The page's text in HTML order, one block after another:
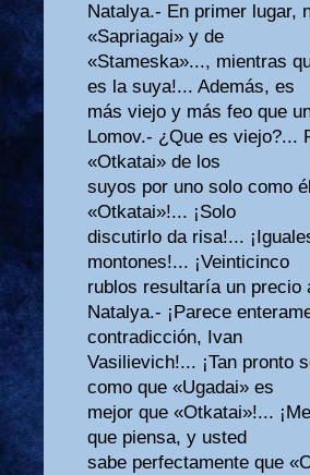
Natalya.- En primer lugar,
«Sapriagai» y de
«Stameska»..., mientras
es la suya!... Además, es
más viejo y más feo que
Lomov.- ¿Que es viejo?...
«Otkatai» de los
suyos por uno solo como
«Otkatai»!... ¡Solo
discutirlo da risa!...
montones!... ¡Veinticinco
rublos resultaría un precio
Natalya.- ¡Parece
contradicción, Ivan
Vasilievich!... ¡Tan pronto
como que «Ugadai» es
mejor que «Otkatai»!...
que piensa, y usted
sabe perfectamente que